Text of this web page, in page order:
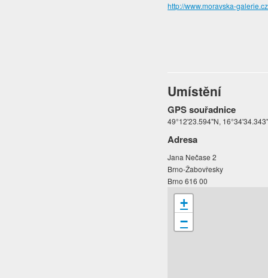
http://www.moravska-
Umístění
GPS souřadnice
49°12'23.594"N,
Adresa
Jana Nečase 2
Brno-Žabovřesky
Brno 616 00
+
−